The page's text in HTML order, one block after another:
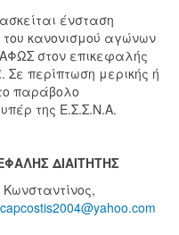
ένσταση
κανονισμού αγώνων
στον επικεφαλής
Σε περίπτωση μερικής ή
παράβολο
της Ε.Σ.Σ.Ν.Α.
ΔΙΑΙΤΗΤΗΣ